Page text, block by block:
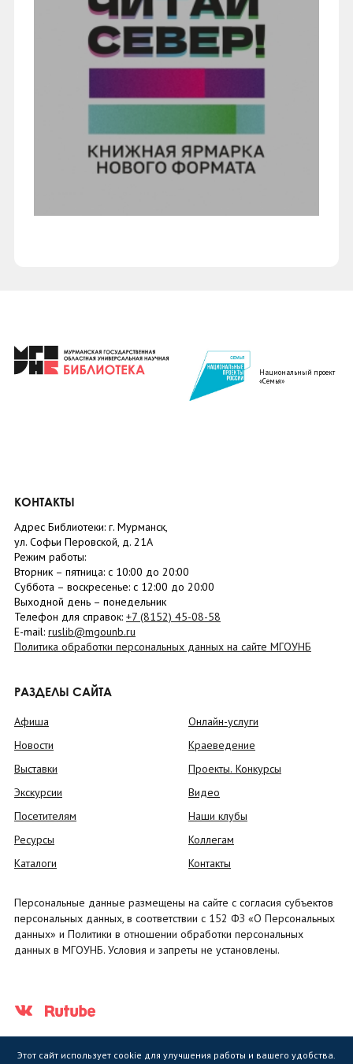
Национальный проект
«Семья»
КОНТАКТЫ
Адрес Библиотеки: г. Мурманск,
ул. Софьи Перовской, д. 21А
Режим работы:
Вторник – пятница: с 10:00 до 20:00
Суббота – воскресенье: c 12:00 до 20:00
Выходной день – понедельник
Телефон для справок: +7 (8152) 45-08-58
E-mail: ruslib@mgounb.ru
Политика обработки персональных данных на сайте МГОУНБ
РАЗДЕЛЫ САЙТА
Афиша
Новости
Выставки
Экскурсии
Посетителям
Ресурсы
Каталоги
Онлайн-услуги
Краеведение
Проекты. Конкурсы
Видео
Наши клубы
Коллегам
Контакты
Персональные данные размещены на сайте с согласия субъектов
персональных данных, в соответствии с 152 ФЗ «О Персональных
данных» и Политики в отношении обработки персональных
данных в МГОУНБ. Условия и запреты не установлены.
Этот сайт использует cookie для улучшения работы и вашего удобства.